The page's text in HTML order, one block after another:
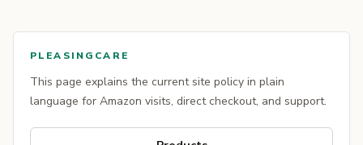
PLEASINGCARE
This page explains the current site policy in plain
language for Amazon visits, direct checkout, and support.